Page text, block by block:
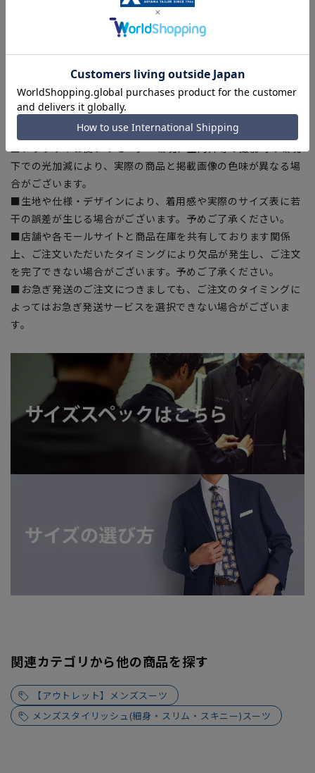
を繊維へと再生しています。当製品は裏地の糸の一部に
『ECOBLUE®』を使用しています。
【シルエット】《細め(スリム)》 (当社比)
【商品に関するご注意】
■ゆとり感には個人差があります。サイズ表を確認の上、ご購
入の目安としてご利用ください。
下での光加減により、実際の商品と掲載画像の色味が異なる場
合がございます。
■生地や仕様・デザインにより、着用感や実際のサイズ表に若
干の誤差が生じる場合がございます。予めご了承ください。
■店舗や各モールサイトと商品在庫を共有しております関係
上、ご注文いただいたタイミングにより欠品が発生し、ご注文
を完了できない場合がございます。予めご了承ください。
■お急ぎ発送のご注文につきましても、ご注文のタイミングに
よってはお急ぎ発送サービスを選択できない場合がございま
す。
関連カテゴリから他の商品を探す
【アウトレット】メンズスーツ
メンズスタイリッシュ(細身・スリム・スキニー)スーツ